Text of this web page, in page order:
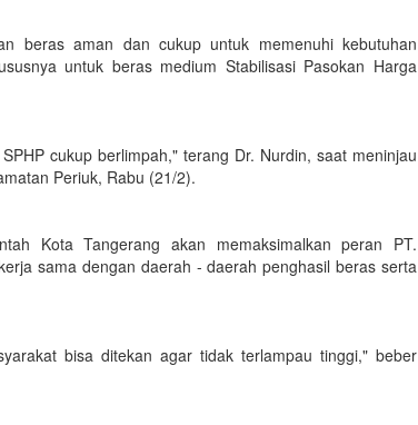
beras aman dan cukup untuk memenuhi kebutuhan
untuk beras medium Stabilisasi Pasokan Harga
cukup berlimpah," terang Dr. Nurdin, saat meninjau
Periuk, Rabu (21/2).
Kota Tangerang akan memaksimalkan peran PT.
sama dengan daerah - daerah penghasil beras serta
bisa ditekan agar tidak terlampau tinggi," beber